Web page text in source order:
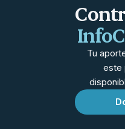
Tu
este